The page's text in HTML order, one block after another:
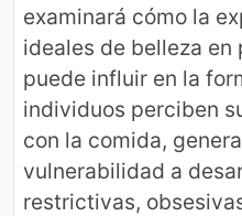
examinará cómo la
ideales de belleza
puede influir en la
individuos perciben
con la comida,
vulnerabilidad a
restrictivas,